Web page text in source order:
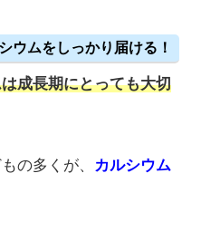
ウムをしっかり届ける！
成長期にとっても大切
の多くが、 カルシウム